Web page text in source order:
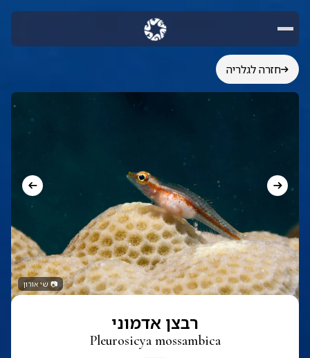
חזרה לגלריה
📷שי אורון
רבצן אדמוני
Pleurosicya mossambica